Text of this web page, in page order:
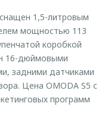
1,5-литровым
мощностью 113
коробкой
16-дюймовыми
задними датчиками
Цена OMODA S5 с
программ